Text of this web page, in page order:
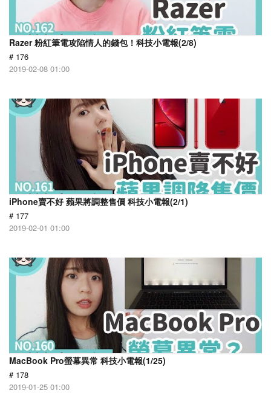
Razer 粉紅筆電攻陷情人的錢包！科技小電報(2/8)
# 176
2019-02-08 01:00
iPhone賣不好 蘋果將調整售價 科技小電報(2/1)
# 177
2019-02-01 01:00
MacBook Pro螢幕異常 科技小電報(1/25)
# 178
2019-01-25 01:00